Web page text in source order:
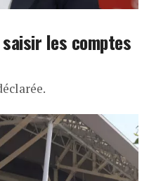
les comptes